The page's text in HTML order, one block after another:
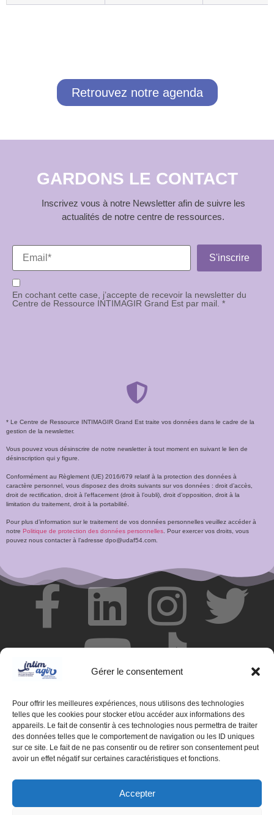
Gérer le consentement
Pour offrir les meilleures expériences, nous utilisons des technologies
telles que les cookies pour stocker et/ou accéder aux informations des
appareils. Le fait de consentir à ces technologies nous permettra de traiter
des données telles que le comportement de navigation ou les ID uniques
sur ce site. Le fait de ne pas consentir ou de retirer son consentement peut
avoir un effet négatif sur certaines caractéristiques et fonctions.
Accepter
Retrouvez notre agenda
GARDONS LE CONTACT
Inscrivez vous à notre Newsletter afin de suivre les
actualités de notre centre de ressources.
En cochant cette case, j’accepte de recevoir la newsletter du
Centre de Ressource INTIMAGIR Grand Est par mail. *
* Le Centre de Ressource INTIMAGIR Grand Est traite vos données dans le cadre de la
gestion de la newsletter.
Vous pouvez vous désinscrire de notre newsletter à tout moment en suivant le lien de
désinscription qui y figure.
Conformément au Règlement (UE) 2016/679 relatif à la protection des données à
caractère personnel, vous disposez des droits suivants sur vos données : droit d’accès,
droit de rectification, droit à l’effacement (droit à l’oubli), droit d’opposition, droit à la
limitation du traitement, droit à la portabilité.
Pour plus d’information sur le traitement de vos données personnelles veuillez accéder à
notre Politique de protection des données personnelles . Pour exercer vos droits, vous
pouvez nous contacter à l’adresse dpo@udaf54.com.
© Centre de ressources INTIMAGIR Grand Est – 124 rue de
Newcastle 54000 NANCY
Mentions légales